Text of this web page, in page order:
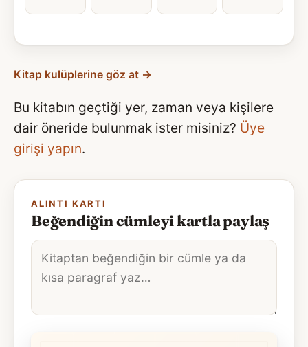
Kitap kulüplerine göz at →
Bu kitabın geçtiği yer, zaman veya kişilere
dair öneride bulunmak ister misiniz? Üye
girişi yapın.
ALINTI KARTI
Beğendiğin cümleyi kartla paylaş
Alıntı
metni